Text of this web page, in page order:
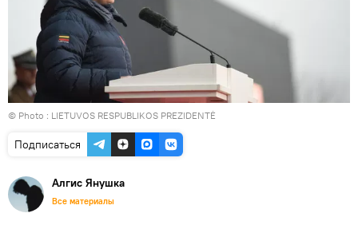
© Photo : LIETUVOS RESPUBLIKOS PREZIDENTĖ
Подписаться
Алгис Янушка
Все материалы